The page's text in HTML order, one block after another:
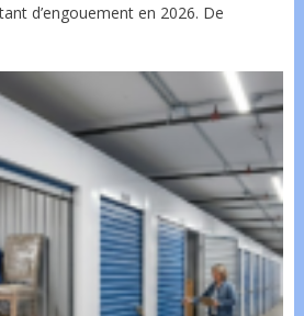
d’engouement en 2026. De